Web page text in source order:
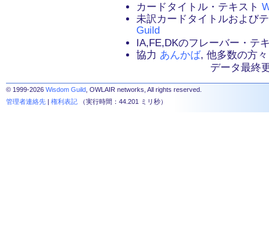
カードタイトル・テキスト
未訳カードタイトルおよび
Guild
IA,FE,DKのフレーバー・テ
協力 あんかば, 他多数の方々
データ最終
© 1999-2026 Wisdom Guild , OWLAIR networks, All rights reserved.
管理者連絡先 | 権利表記 （実行時間：44.201 ミリ秒）